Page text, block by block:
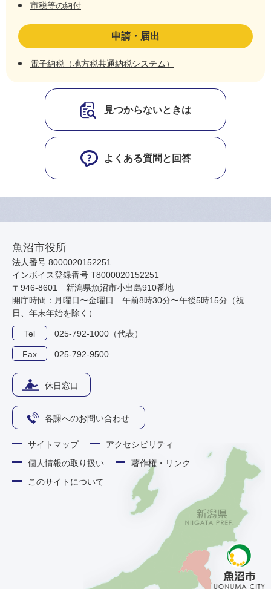
市税等の納付
申請・届出
電子納税（地方税共通納税システム）
見つからないときは
よくある質問と回答
魚沼市役所
法人番号 8000020152251
インボイス登録番号 T8000020152251
〒946-8601 新潟県魚沼市小出島910番地
開庁時間：月曜日〜金曜日 午前8時30分〜午後5時15分（祝
日、年末年始を除く）
Tel 025-792-1000（代表）
Fax 025-792-9500
休日窓口
各課へのお問い合わせ
サイトマップ
アクセシビリティ
個人情報の取り扱い
著作権・リンク
このサイトについて